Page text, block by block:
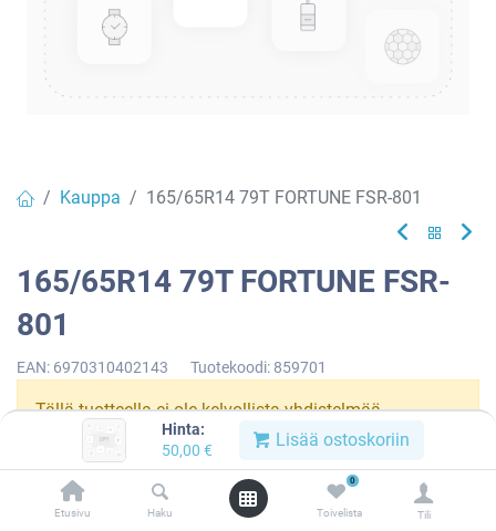
Hinta:
50,00 € Lisää ostoskoriin
Etusivu Haku
0
Toivelista Tili
Kauppa 165/65R14 79T FORTUNE FSR-801
165/65R14 79T FORTUNE FSR-
801
EAN: 6970310402143 Tuotekoodi: 859701
Tällä tuotteella ei ole kelvollista yhdistelmää.
FORTUNE